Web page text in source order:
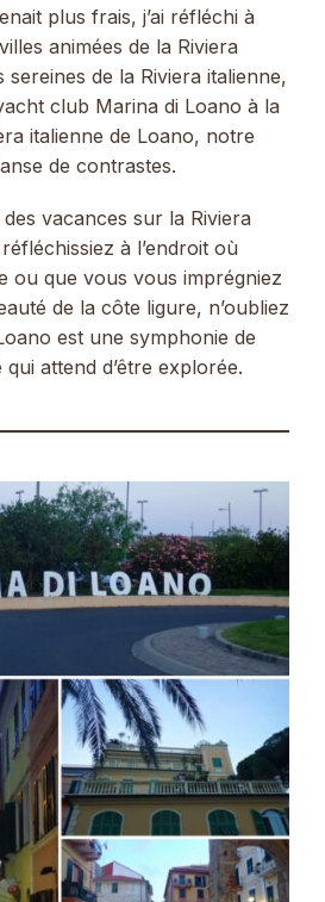
plus frais, j’ai réfléchi à
animées de la Riviera
sereines de la Riviera italienne,
club Marina di Loano à la
italienne de Loano, notre
de contrastes.
vacances sur la Riviera
à l’endroit où
ou que vous vous imprégniez
de la côte ligure, n’oubliez
est une symphonie de
attend d’être explorée.